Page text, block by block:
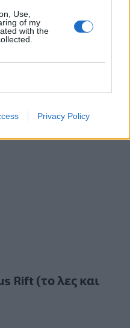
Use,
of my
with the
Privacy Policy
“θάβει”
στον κόσμο της
την εικονική
Rift (το λες και